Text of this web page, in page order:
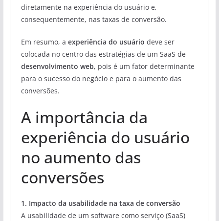
diretamente na experiência do usuário e,
consequentemente, nas taxas de conversão.
Em resumo, a experiência do usuário deve ser
colocada no centro das estratégias de um SaaS de
desenvolvimento web, pois é um fator determinante
para o sucesso do negócio e para o aumento das
conversões.
A importância da
experiência do usuário
no aumento das
conversões
1. Impacto da usabilidade na taxa de conversão
A usabilidade de um software como serviço (SaaS)